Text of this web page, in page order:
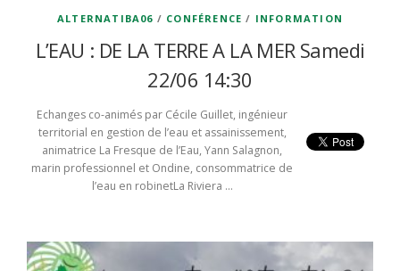
ALTERNATIBA06 / CONFÉRENCE / INFORMATION
L’EAU : DE LA TERRE A LA MER Samedi
22/06 14:30
Echanges co-animés par Cécile Guillet, ingénieur
territorial en gestion de l’eau et assainissement,
animatrice La Fresque de l’Eau, Yann Salagnon,
marin professionnel et Ondine, consommatrice de
l’eau en robinetLa Riviera …